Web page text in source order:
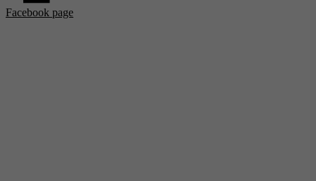
Facebook page